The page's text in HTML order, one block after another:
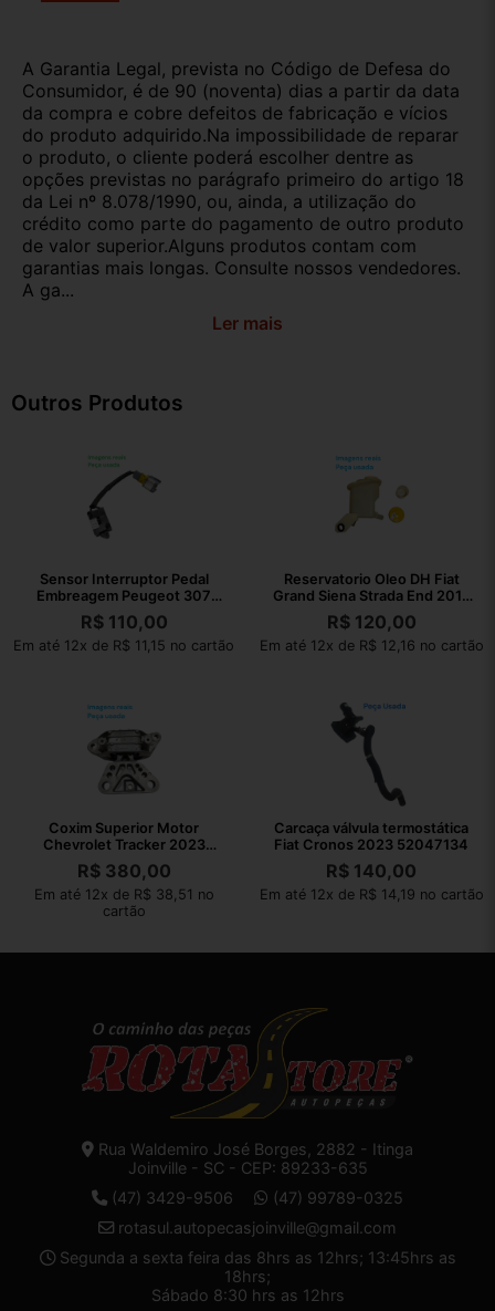
A Garantia Legal, prevista no Código de Defesa do
Consumidor, é de 90 (noventa) dias a partir da data
da compra e cobre defeitos de fabricação e vícios
do produto adquirido.Na impossibilidade de reparar
o produto, o cliente poderá escolher dentre as
opções previstas no parágrafo primeiro do artigo 18
da Lei nº 8.078/1990, ou, ainda, a utilização do
crédito como parte do pagamento de outro produto
de valor superior.Alguns produtos contam com
garantias mais longas. Consulte nossos vendedores.
A ga...
Ler mais
Outros Produtos
Sensor Interruptor Pedal
Embreagem Peugeot 307
2008 Original
R$110,00
Em até 12x de R$ 11,15 no cartão
Reservatorio Oleo DH Fiat
Grand Siena Strada End 2013
050535
R$120,00
Em até 12x de R$ 12,16 no cartão
Coxim Superior Motor
Chevrolet Tracker 2023
AISi9Cu3Fe1
R$380,00
Em até 12x de R$ 38,51 no
cartão
Carcaça válvula termostática
Fiat Cronos 2023 52047134
R$ 140,00
Em até 12x de R$ 14,19 no cartão
Rua Waldemiro José Borges, 2882 - Itinga
Joinville - SC - CEP: 89233-635
(47) 3429-9506
(47) 99789-0325
rotasul.autopecasjoinville@gmail.com
Segunda a sexta feira das 8hrs as 12hrs; 13:45hrs as
18hrs;
Sábado 8:30 hrs as 12hrs